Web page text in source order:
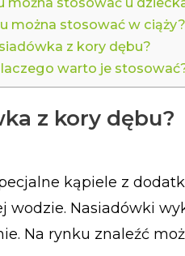
można stosować w ciąży?
z kory dębu?
warto je
z kory dębu?
kąpiele z
wodzie. Nasiadówki
Na rynku znaleźć